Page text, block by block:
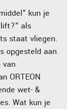
kun je
lift?" als
staat vliegen.
opgesteld aan
van
ORTEON
wet- &
Wat kun je